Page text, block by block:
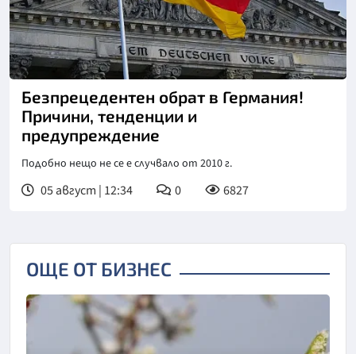
Безпрецедентен обрат в Германия!
Причини, тенденции и
предупреждение
Подобно нещо не се е случвало от 2010 г.
05 август | 12:34 0 6827
ОЩЕ ОТ БИЗНЕС